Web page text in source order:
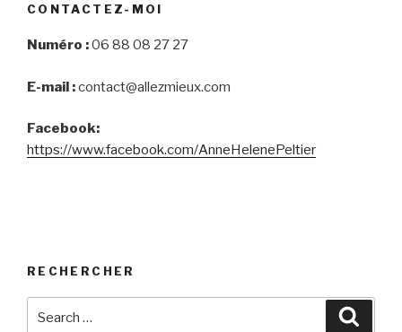
CONTACTEZ-MOI
Numéro :06 88 08 27 27
E-mail :contact@allezmieux.com
Facebook:
https://www.facebook.com/AnneHelenePeltier
RECHERCHER